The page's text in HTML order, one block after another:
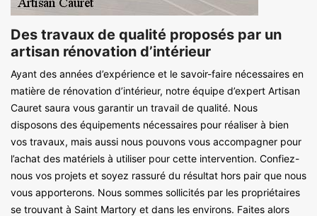
Des travaux de qualité proposés par un
artisan rénovation d’intérieur
Ayant des années d’expérience et le savoir-faire nécessaires en
matière de rénovation d’intérieur, notre équipe d’expert Artisan
Cauret saura vous garantir un travail de qualité. Nous
disposons des équipements nécessaires pour réaliser à bien
vos travaux, mais aussi nous pouvons vous accompagner pour
l’achat des matériels à utiliser pour cette intervention. Confiez-
nous vos projets et soyez rassuré du résultat hors pair que nous
vous apporterons. Nous sommes sollicités par les propriétaires
se trouvant à Saint Martory et dans les environs. Faites alors